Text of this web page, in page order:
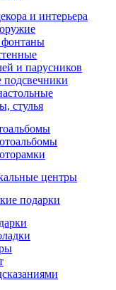
и интерьера
фонтаны
и парусников
стулья
центры
подарки